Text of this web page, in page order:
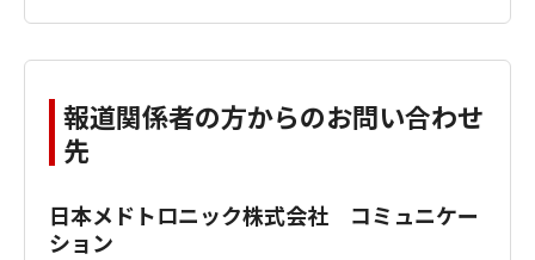
報道関係者の方からのお問い合わせ
先
日本メドトロニック株式会社 コミュニケー
ション